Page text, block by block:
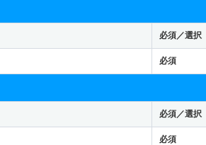
必須／選択
必須
必須／選択
必須